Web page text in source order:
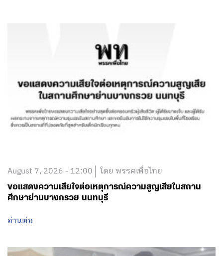
August 7, 2026 - 12:00 โดย พรรคเพื่อไทย
อ่านต่อ